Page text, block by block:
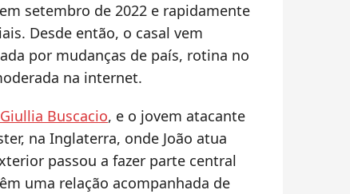
setembro de 2022 e rapidamente
Desde então, o casal vem
por mudanças de país, rotina no
na internet.
Buscacio, e o jovem atacante
na Inglaterra, onde João atua
passou a fazer parte central
uma relação acompanhada de